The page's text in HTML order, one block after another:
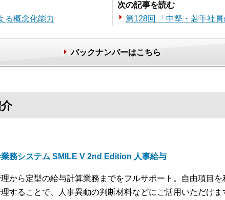
る概念化能力
次の記事を読む
第128回 「中堅・若手社
バックナンバーはこちら
務システム SMILE V 2nd Edition 人事給与
理から定型の給与計算業務までをフルサポート。自由項目
することで、人事異動の判断材料などにご活用いただけま